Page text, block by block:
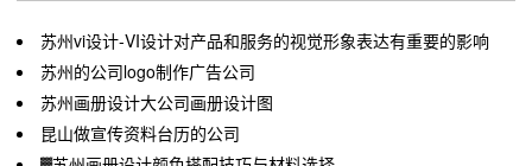
苏州vi设计-VI设计对产品和服务的视觉形象表达有重要的影响
苏州的公司logo制作广告公司
苏州画册设计大公司画册设计图
昆山做宣传资料台历的公司